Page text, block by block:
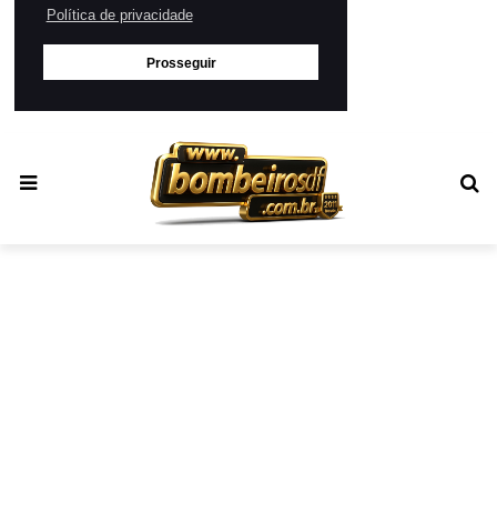
Política de privacidade
Prosseguir